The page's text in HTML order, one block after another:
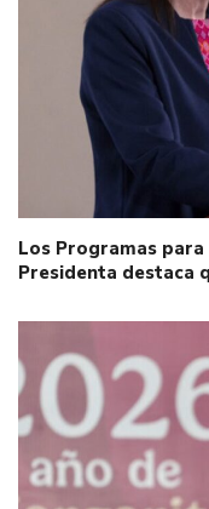
Los Programas
Presidenta destaca